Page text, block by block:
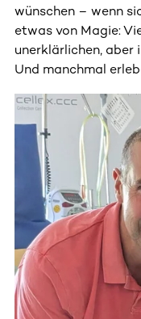
wünschen – wenn
etwas von Magie:
unerklärlichen, aber
Und manchmal